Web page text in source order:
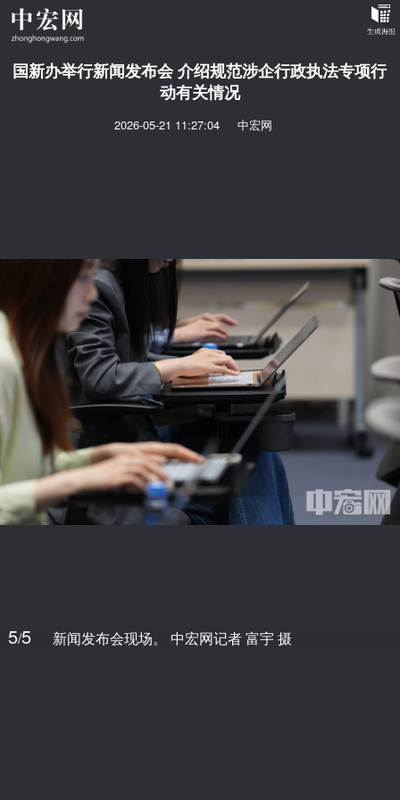
国新办举行新闻发布会 介绍规范涉企行政执法专项行
动有关情况
2026-05-21 11:27:04 中宏网
5/5 新闻发布会现场。 中宏网记者 富宇 摄